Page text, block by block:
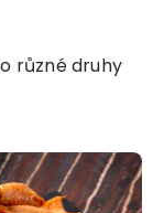
různé druhy